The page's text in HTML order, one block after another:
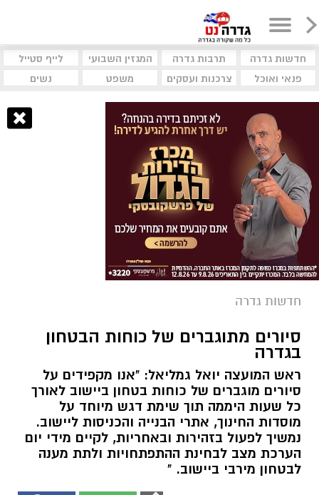
חדשות גדרה תרבות גדרה המגזין השבועי
לייף סטייל
פנאי ואוכל
צרכנות ועסקים משפט נשים
חדשות גדרה
סיורים מתוגברים של כוחות הבטחון
בגדרה
ראש המועצה יואל גמליאל: "אנו מקפידים על
סיורים מוגברים של כוחות בטחון ביישוב לאורך
כל שעות היממה תוך שימת דגש מיוחד על
מוסדות החינוך, אתרי הבנייה והכניסות ליישוב.
נמשיך לפעול בזהירות ובאחריות, לקיים מידי יום
הערכת מצב לבחינת ההתפתחויות ולתת מענה
לבטחון מירבי ביישוב. "